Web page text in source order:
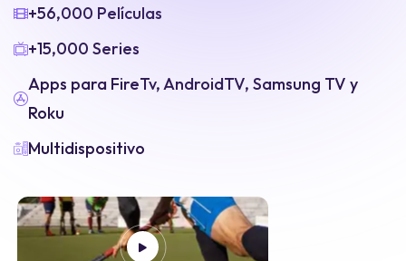
+56,000 Películas
+15,000 Series
Apps para FireTv, AndroidTV, Samsung TV y
Roku
Multidispositivo